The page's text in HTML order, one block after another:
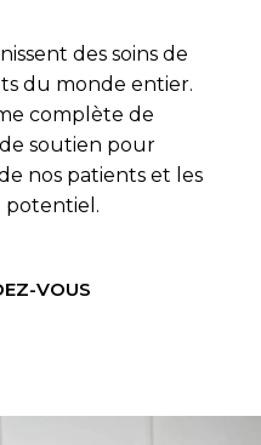
des soins de
du monde entier.
complète de
soutien pour
nos patients et les
potentiel.
VOUS